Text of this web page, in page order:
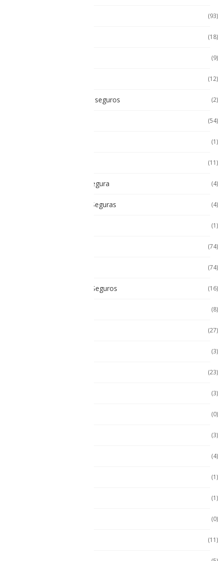
(93)
(18)
(9)
(12)
Accesorios Intrínsicamente seguros (2)
(54)
(1)
(11)
Cámara Intrínsecamente Segura (4)
Cámaras Intrínsecamente Seguras (4)
(1)
(74)
(74)
Celulares Intrínsecamente Seguros (16)
(8)
(27)
(3)
(23)
(3)
(0)
(3)
(4)
(1)
(1)
(0)
(11)